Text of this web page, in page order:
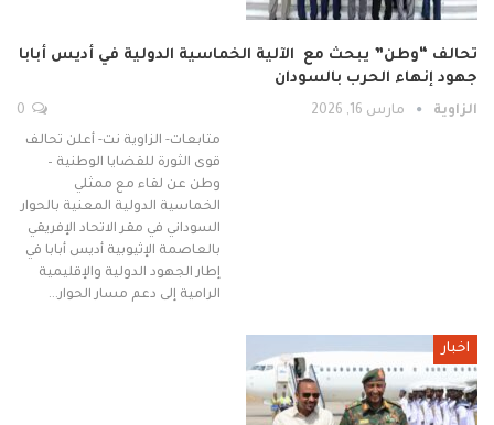
تحالف “وطن” يبحث مع الآلية الخماسية الدولية في أديس أبابا
جهود إنهاء الحرب بالسودان
الزاوية مارس 16, 2026
متابعات- الزاوية نت- أعلن تحالف
قوى الثورة للقضايا الوطنية –
وطن عن لقاء مع ممثلي
الخماسية الدولية المعنية بالحوار
السوداني في مقر الاتحاد الإفريقي
بالعاصمة الإثيوبية أديس أبابا في
إطار الجهود الدولية والإقليمية
الرامية إلى دعم مسار الحوار…
اخبار